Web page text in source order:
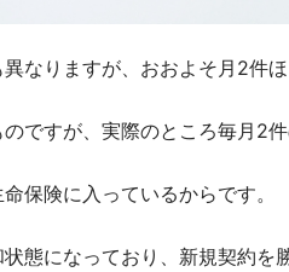
なりますが、おおよそ月2件
ですが、実際のところ毎月2
保険に入っているからです。
態になっており、新規契約を